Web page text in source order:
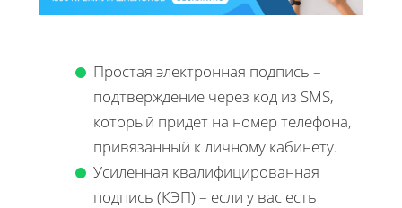
Простая электронная подпись –
подтверждение через код из SMS,
который придет на номер телефона,
привязанный к личному кабинету.
Усиленная квалифицированная
подпись (КЭП) – если у вас есть